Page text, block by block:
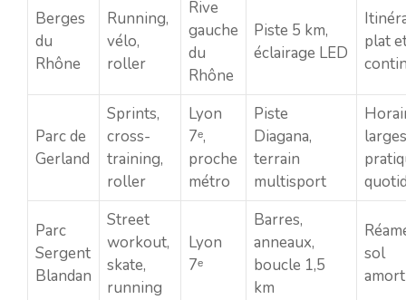
Berges
du
Rhône
Running,
vélo,
roller
Rive
gauche
du
Rhône
Piste 5 km,
éclairage LED
plat
Parc de
Gerland
Sprints,
cross-
training,
roller
Lyon
7ᵉ,
proche
métro
Piste
Diagana,
terrain
multisport
Parc
Sergent
Blandan
Street
workout,
skate,
running
Lyon
7ᵉ
Barres,
anneaux,
boucle 1,5
km
sol